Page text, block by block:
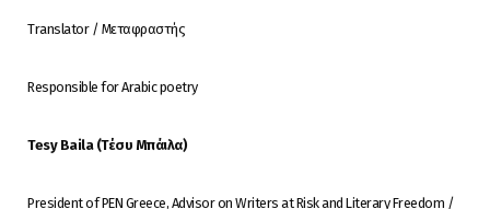
Translator / Μεταφραστής
Responsible for Arabic poetry
Tesy Baila (Τέσυ Μπάιλα)
President of PEN Greece, Advisor on Writers at Risk and Literary Freedom /